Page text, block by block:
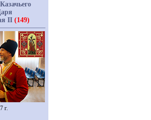
II (149)
г.